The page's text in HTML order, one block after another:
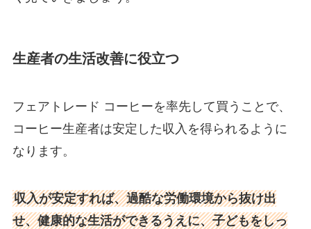
生産者の生活改善に役立つ
フェアトレード コーヒーを率先して買うことで、
コーヒー生産者は安定した収入を得られるように
なります。
収入が安定すれば、過酷な労働環境から抜け出
せ、健康的な生活ができるうえに、子どもをしっ